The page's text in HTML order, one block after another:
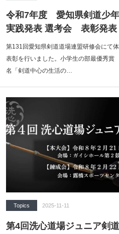
令和7年度 愛知県剣道少
実践発表 選考会 表彰発表
第131回愛知県剣道道場連盟研修会にて
表彰を行いました。小学生の部最優
名「剣道中心の生活の…
Topics 2025-11-11
第4回洗心道場ジュニア剣